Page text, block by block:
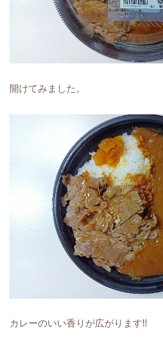
開けてみました。
カレーのいい香りが広がります!!